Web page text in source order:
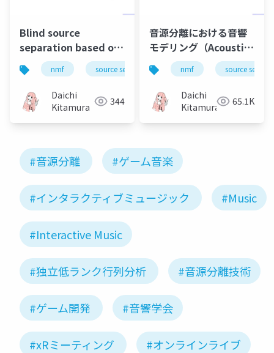
Blind source
separation based on
independent low-
rank matrix analysis
and its extension to
Student's t-
distribution
nmf source separation music bss
Daichi
Kitamura
344
音源分離における音響
モデリング（Acoustic
modeling in audio
source separation）
nmf source
Daichi
Kitamura
65.1K
#音源分離 #ゲーム音楽
#インタラクティブミュージック #Music
#Interactive Music
#独立低ランク行列分析 #音源分離技術
#ゲーム開発 #音響学会
#xRミーティング #オンラインライブ